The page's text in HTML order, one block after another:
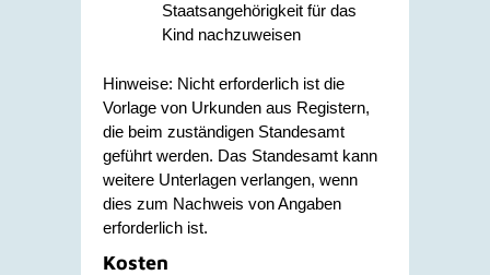
Staatsangehörigkeit für das
Kind nachzuweisen
Hinweise: Nicht erforderlich ist die
Vorlage von Urkunden aus Registern,
die beim zuständigen Standesamt
geführt werden. Das Standesamt kann
weitere Unterlagen verlangen, wenn
dies zum Nachweis von Angaben
erforderlich ist.
Kosten